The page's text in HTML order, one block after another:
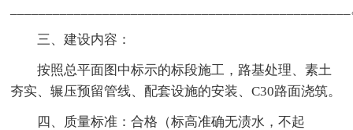
三、建设内容：
按照总平面图中标示的标段施工，路基处理、素土
夯实、辗压预留管线、配套设施的安装、C30路面浇筑。
四、质量标准：合格（标高准确无渍水，不起